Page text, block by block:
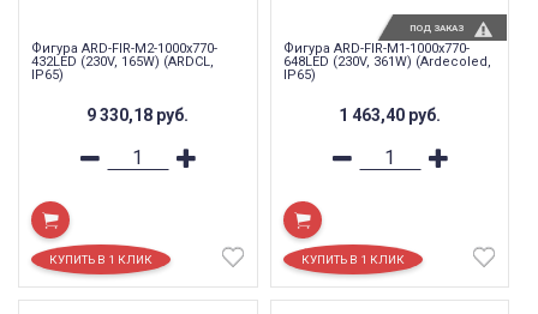
Фигура ARD-FIR-M2-1000x770-
432LED (230V, 165W) (ARDCL,
IP65)
9 330,18 руб.
Фигура ARD-FIR-M1-1000x770-
648LED (230V, 361W) (Ardecoled,
IP65)
1 463,40 руб.
ПОД ЗАКАЗ